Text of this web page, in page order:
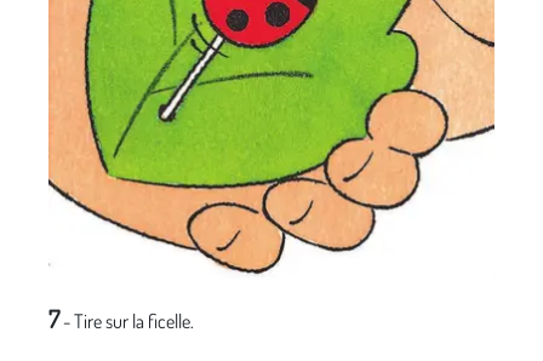
7- Tire sur la ficelle.